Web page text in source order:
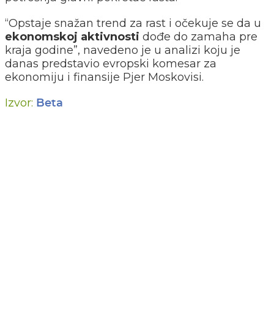
“Opstaje snažan trend za rast i očekuje se da u
ekonomskoj aktivnosti dođe do zamaha pre
kraja godine”, navedeno je u analizi koju je
danas predstavio evropski komesar za
ekonomiju i finansije Pjer Moskovisi.
Izvor: Beta